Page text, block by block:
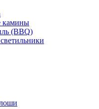
камины
(BBQ)